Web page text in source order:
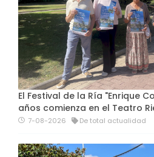
El Festival de la Ría "Enrique
años comienza en el Teatro
7-08-2026 De total actualidad